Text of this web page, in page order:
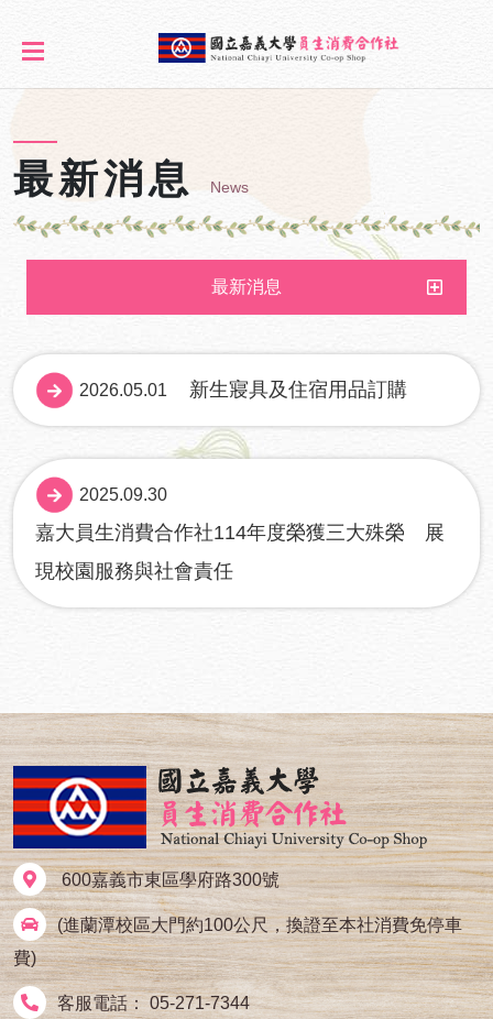
最新消息 News
最新消息
活動公告
2026.05.01 新生寢具及住宿用品訂購
2025.09.30
嘉大員生消費合作社114年度榮獲三大殊榮 展
現校園服務與社會責任
600嘉義市東區學府路300號
(進蘭潭校區大門約100公尺，換證至本社消費免停車
費)
客服電話： 05-271-7344